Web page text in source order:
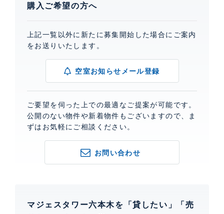
購入ご希望の方へ
上記一覧以外に新たに募集開始した場合にご案内
をお送りいたします。
空室お知らせメール登録
ご要望を伺った上での最適なご提案が可能です。
公開のない物件や新着物件もございますので、ま
ずはお気軽にご相談ください。
お問い合わせ
マジェスタワー六本木を「貸したい」「売